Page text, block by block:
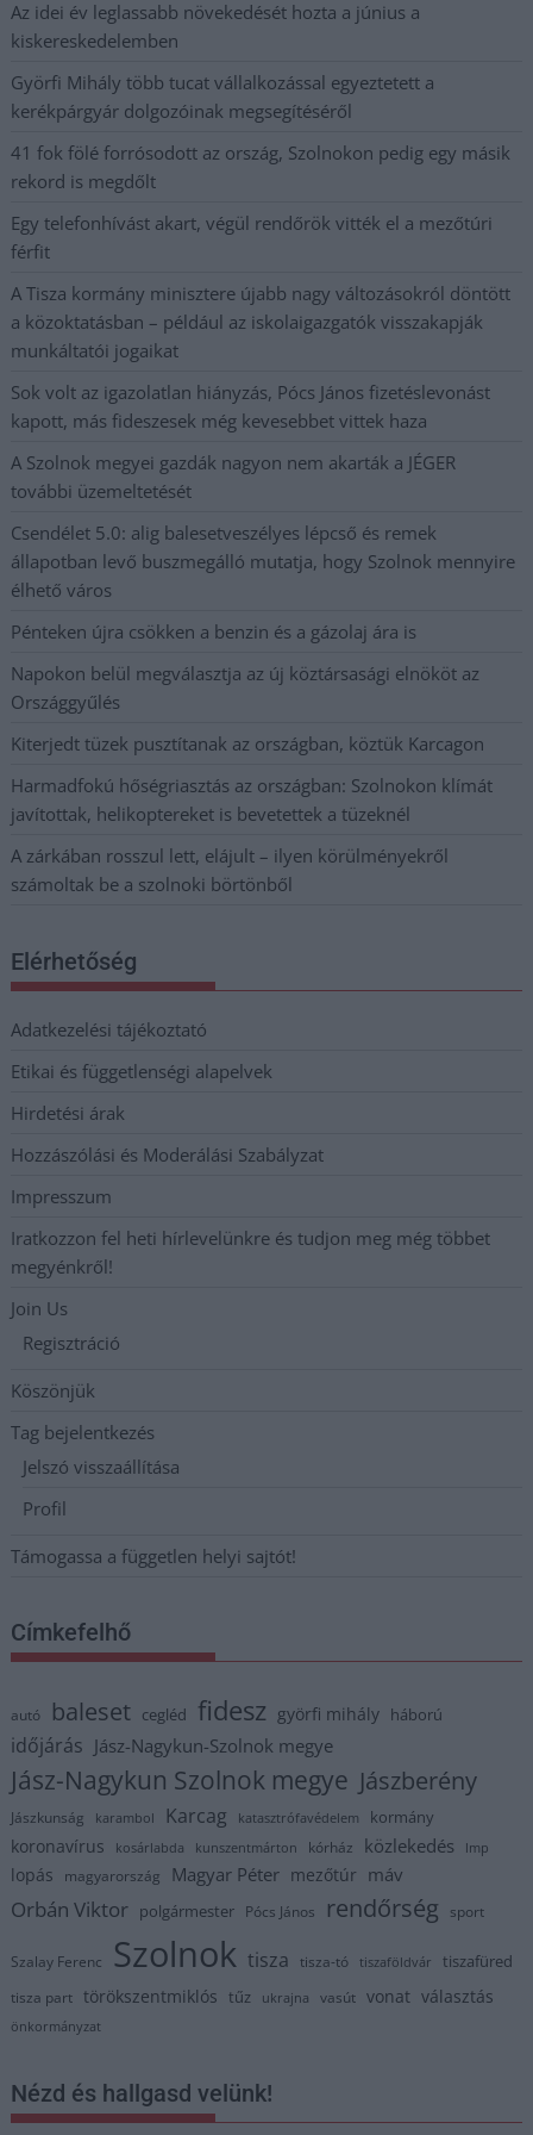
Az idei év leglassabb növekedését hozta a június a
kiskereskedelemben
Györfi Mihály több tucat vállalkozással egyeztetett a
kerékpárgyár dolgozóinak megsegítéséről
41 fok fölé forrósodott az ország, Szolnokon pedig egy másik
rekord is megdőlt
Egy telefonhívást akart, végül rendőrök vitték el a mezőtúri
férfit
A Tisza kormány minisztere újabb nagy változásokról döntött
a közoktatásban – például az iskolaigazgatók visszakapják
munkáltatói jogaikat
Sok volt az igazolatlan hiányzás, Pócs János fizetéslevonást
kapott, más fideszesek még kevesebbet vittek haza
A Szolnok megyei gazdák nagyon nem akarták a JÉGER
további üzemeltetését
Csendélet 5.0: alig balesetveszélyes lépcső és remek
állapotban levő buszmegálló mutatja, hogy Szolnok mennyire
élhető város
Pénteken újra csökken a benzin és a gázolaj ára is
Napokon belül megválasztja az új köztársasági elnököt az
Országgyűlés
Kiterjedt tüzek pusztítanak az országban, köztük Karcagon
Harmadfokú hőségriasztás az országban: Szolnokon klímát
javítottak, helikoptereket is bevetettek a tüzeknél
A zárkában rosszul lett, elájult – ilyen körülményekről
számoltak be a szolnoki börtönből
Elérhetőség
Adatkezelési tájékoztató
Etikai és függetlenségi alapelvek
Hirdetési árak
Hozzászólási és Moderálási Szabályzat
Impresszum
Iratkozzon fel heti hírlevelünkre és tudjon meg még többet
megyénkről!
Join Us
Regisztráció
Köszönjük
Tag bejelentkezés
Jelszó visszaállítása
Profil
Támogassa a független helyi sajtót!
Címkefelhő
autó baleset cegléd fidesz györfi mihály háború
időjárás Jász-Nagykun-Szolnok megye
Jász-Nagykun Szolnok megye Jászberény
Jászkunság karambol Karcag katasztrófavédelem kormány
koronavírus kosárlabda kunszentmárton kórház közlekedés lmp
lopás magyarország Magyar Péter mezőtúr máv
Orbán Viktor polgármester Pócs János rendőrség sport
Szalay Ferenc Szolnok tisza tisza-tó tiszaföldvár tiszafüred
tisza part törökszentmiklós tűz ukrajna vasút vonat választás
önkormányzat
Nézd és hallgasd velünk!